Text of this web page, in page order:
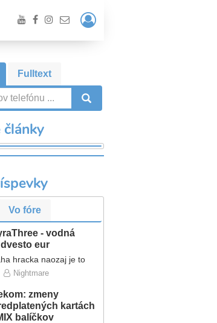
Prihlásiť
/
Registrácia
Fulltext
články
Vo fóre
- vodná
eur
hracka naozaj je to
Nightmare
zmeny
kartách
balíčkov